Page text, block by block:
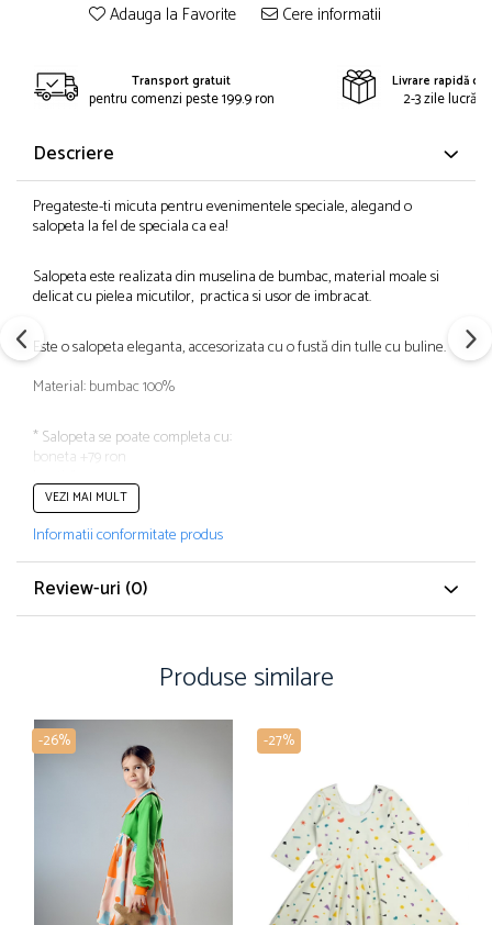
Adauga la Favorite Cere informatii
Transport gratuit
pentru comenzi peste 199.9 ron
Livrare rapidă
2-3 zile
Descriere
Pregateste-ti micuta pentru evenimentele speciale, alegand o
salopeta la fel de speciala ca ea!
Salopeta este realizata din muselina de bumbac, material moale si
delicat cu pielea micutilor, practica si usor de imbracat.
Este o salopeta eleganta, accesorizata cu o fustă din tulle cu buline.
Material: bumbac 100%
* Salopeta se poate completa cu:
boneta +79 ron
bentiță +45 ron
botoșei +89 ron
chiloței +65 ron ---- scrieți vă rugăm în comentarii tot ce doriți extra
la rochiță
VEZI MAI MULT
Informatii conformitate produs
Review-uri (0)
Produse similare
-26% -27%